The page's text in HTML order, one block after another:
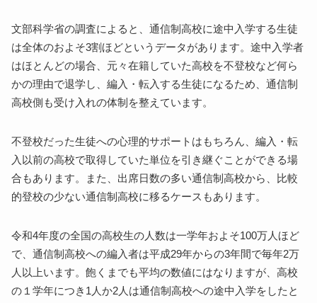
文部科学省の調査によると、通信制高校に途中入学する生徒
は全体のおよそ3割ほどというデータがあります。途中入学者
はほとんどの場合、元々在籍していた高校を不登校など何ら
かの理由で退学し、編入・転入する生徒になるため、通信制
高校側も受け入れの体制を整えています。
不登校だった生徒への心理的サポートはもちろん、編入・転
入以前の高校で取得していた単位を引き継ぐことができる場
合もあります。また、出席日数の多い通信制高校から、比較
的登校の少ない通信制高校に移るケースもあります。
令和4年度の全国の高校生の人数は一学年およそ100万人ほど
で、通信制高校への編入者は平成29年からの3年間で毎年2万
人以上います。飽くまでも平均の数値にはなりますが、高校
の１学年につき1人か2人は通信制高校への途中入学をしたと